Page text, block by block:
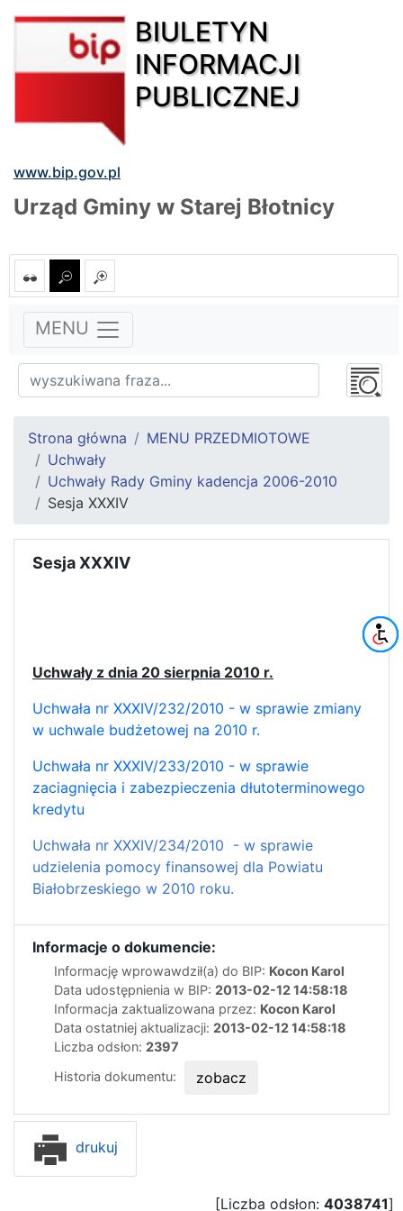
BIULETYN
INFORMACJI
PUBLICZNEJ
www.bip.gov.pl
Urząd Gminy w Starej Błotnicy
MENU
Strona główna
MENU PRZEDMIOTOWE
Uchwały
Uchwały Rady Gminy kadencja 2006-2010
Sesja XXXIV
Sesja XXXIV
Uchwały z dnia 20 sierpnia 2010 r.
Uchwała nr XXXIV/232/2010 - w sprawie zmiany
w uchwale budżetowej na 2010 r.
Uchwała nr XXXIV/233/2010 - w sprawie
zaciagnięcia i zabezpieczenia dłutoterminowego
kredytu
Uchwała nr XXXIV/234/2010 - w sprawie
udzielenia pomocy finansowej dla Powiatu
Białobrzeskiego w 2010 roku.
Informacje o dokumencie:
Informację wprowawdził(a) do BIP: Kocon Karol
Data udostępnienia w BIP: 2013-02-12 14:58:18
Informacja zaktualizowana przez: Kocon Karol
Data ostatniej aktualizacji: 2013-02-12 14:58:18
Liczba odsłon: 2397
Historia dokumentu:
zobacz
drukuj
[Liczba odsłon: 4038741]